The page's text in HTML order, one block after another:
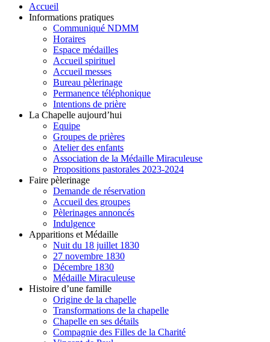
Accueil
Informations pratiques
Communiqué NDMM
Horaires
Espace médailles
Accueil spirituel
Accueil messes
Bureau pèlerinage
Permanence téléphonique
Intentions de prière
La Chapelle aujourd’hui
Equipe
Groupes de prières
Atelier des enfants
Association de la Médaille Miraculeuse
Propositions pastorales 2023-2024
Faire pèlerinage
Demande de réservation
Accueil des groupes
Pèlerinages annoncés
Indulgence
Apparitions et Médaille
Nuit du 18 juillet 1830
27 novembre 1830
Décembre 1830
Médaille Miraculeuse
Histoire d’une famille
Origine de la chapelle
Transformations de la chapelle
Chapelle en ses détails
Compagnie des Filles de la Charité